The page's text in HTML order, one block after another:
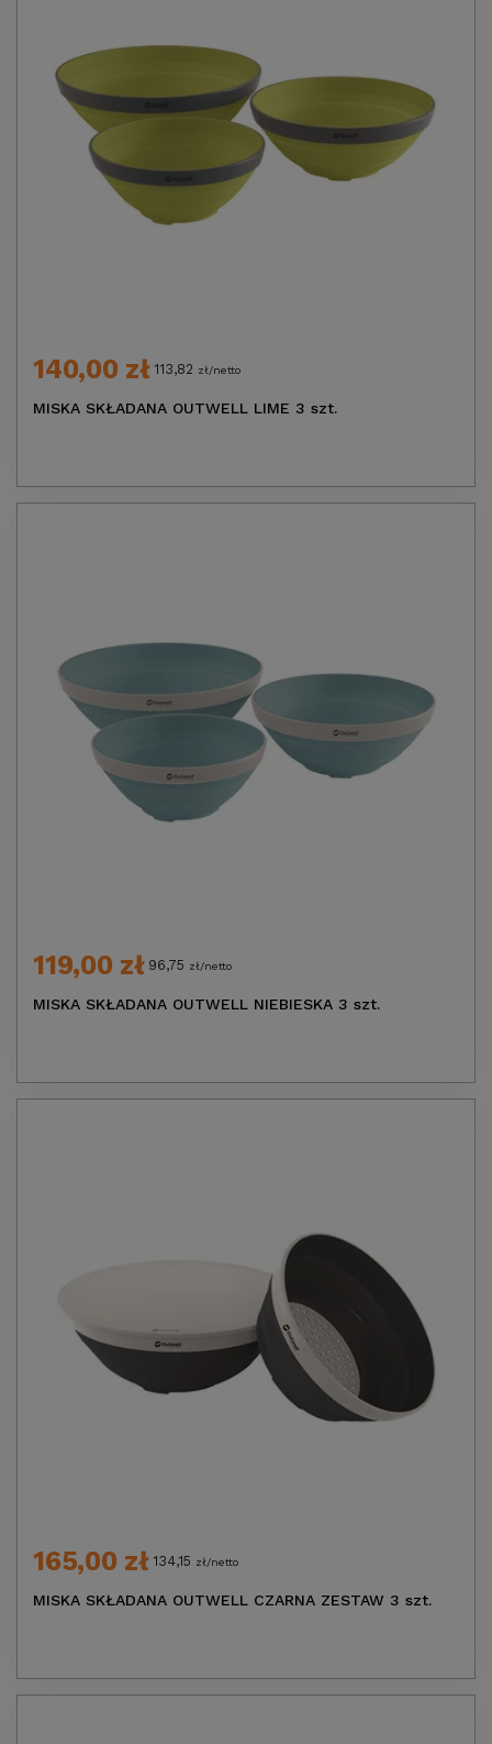
140,00 zł 113,82 zł/netto
MISKA SKŁADANA OUTWELL LIME 3 szt.
119,00 zł 96,75 zł/netto
MISKA SKŁADANA OUTWELL NIEBIESKA 3 szt.
165,00 zł 134,15 zł/netto
MISKA SKŁADANA OUTWELL CZARNA ZESTAW 3 szt.